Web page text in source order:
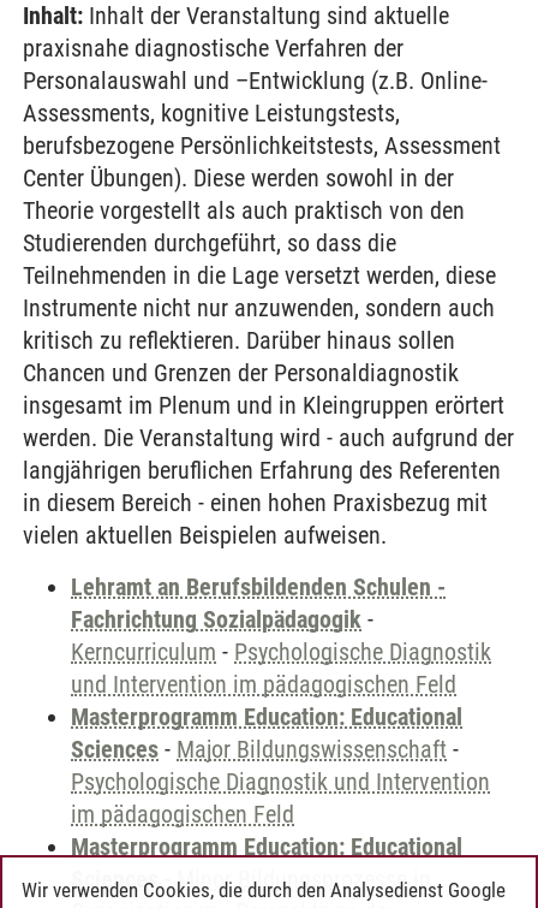
Inhalt: Inhalt der Veranstaltung sind aktuelle
praxisnahe diagnostische Verfahren der
Personalauswahl und –Entwicklung (z.B. Online-
Assessments, kognitive Leistungstests,
berufsbezogene Persönlichkeitstests, Assessment
Center Übungen). Diese werden sowohl in der
Theorie vorgestellt als auch praktisch von den
Studierenden durchgeführt, so dass die
Teilnehmenden in die Lage versetzt werden, diese
Instrumente nicht nur anzuwenden, sondern auch
kritisch zu reflektieren. Darüber hinaus sollen
Chancen und Grenzen der Personaldiagnostik
insgesamt im Plenum und in Kleingruppen erörtert
werden. Die Veranstaltung wird - auch aufgrund der
langjährigen beruflichen Erfahrung des Referenten
in diesem Bereich - einen hohen Praxisbezug mit
vielen aktuellen Beispielen aufweisen.
Lehramt an Berufsbildenden Schulen -
Fachrichtung Sozialpädagogik -
Kerncurriculum - Psychologische Diagnostik
und Intervention im pädagogischen Feld
Masterprogramm Education: Educational
Sciences - Major Bildungswissenschaft -
Psychologische Diagnostik und Intervention
im pädagogischen Feld
Masterprogramm Education: Educational
Sciences-Minor Bildungsprozesse in
Wir verwenden Cookies, die durch den Analysedienst Google